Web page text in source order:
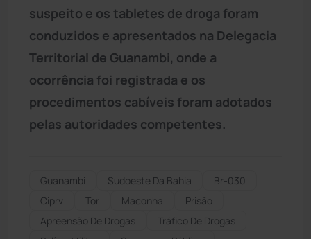
suspeito e os tabletes de droga foram
conduzidos e apresentados na Delegacia
Territorial de Guanambi, onde a
ocorrência foi registrada e os
procedimentos cabíveis foram adotados
pelas autoridades competentes.
Guanambi Sudoeste Da Bahia
Br-030
Ciprv
Tor Maconha
Prisão
Apreensão De Drogas
Tráfico De Drogas